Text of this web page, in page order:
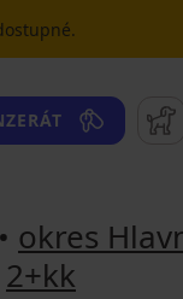
• okres
2+kk